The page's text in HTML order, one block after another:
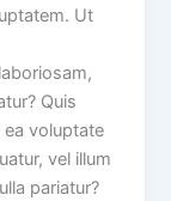
Ut
Quis
ea voluptate
vel illum
pariatur?